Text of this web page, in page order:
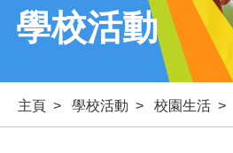
學校活動
主頁 > 學校活動 > 校園生活 >